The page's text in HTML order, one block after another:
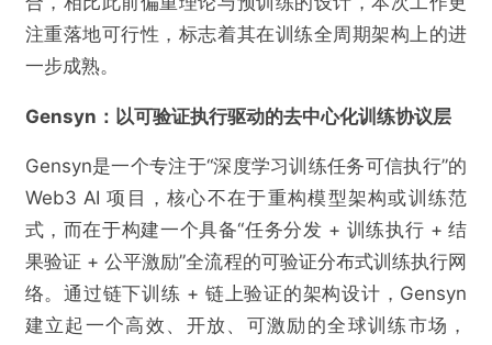
注重落地可行性，标志着其在训练全周期架构上的进
一步成熟。
Gensyn：以可验证执行驱动的去中心化训练协议层
Gensyn是一个专注于“深度学习训练任务可信执行”的
Web3 AI 项目，核心不在于重构模型架构或训练范
式，而在于构建一个具备“任务分发 + 训练执行 + 结
果验证 + 公平激励”全流程的可验证分布式训练执行网
络。通过链下训练 + 链上验证的架构设计，Gensyn
建立起一个高效、开放、可激励的全球训练市场，